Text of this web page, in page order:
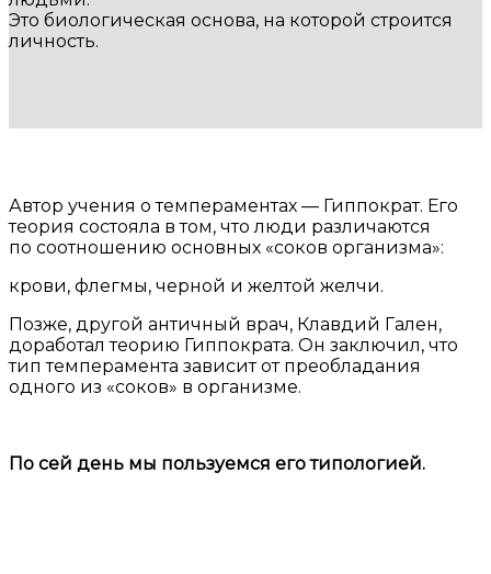
Это биологическая основа, на которой строится
личность.
Автор учения о темпераментах — Гиппократ. Его
теория состояла в том, что люди различаются
по соотношению основных «соков организма»:
крови, флегмы, черной и желтой желчи.
Позже, другой античный врач, Клавдий Гален,
доработал теорию Гиппократа. Он заключил, что
тип темперамента зависит от преобладания
одного из «соков» в организме.
По сей день мы пользуемся его типологией.